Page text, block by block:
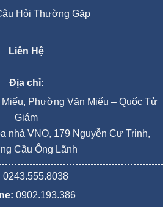
Hỏi Thường Gặp
Liên Hệ
Địa chỉ:
Miếu, Phường Văn Miếu – Quốc Tử
Giám
nhà VNO, 179 Nguyễn Cư Trinh,
Cầu Ông Lãnh
0243.555.8038
0902.193.386